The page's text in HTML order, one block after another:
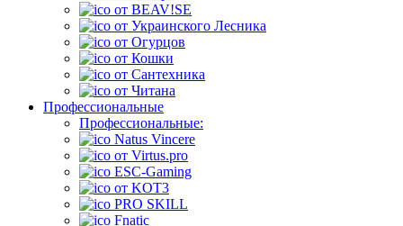
от BEAV!SE
от Украинского Лесника
от Огурцов
от Кошки
от Сантехника
от Читана
Профессиональные
Профессиональные:
Natus Vincere
от Virtus.pro
ESC-Gaming
от KOT3
PRO SKILL
Fnatic